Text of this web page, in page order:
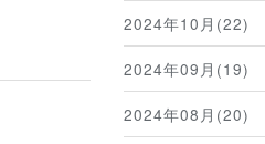
2024年10月(22)
2024年09月(19)
2024年08月(20)